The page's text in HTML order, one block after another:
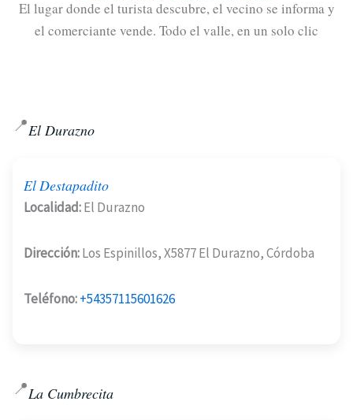
El lugar donde el turista descubre, el vecino se informa y
el comerciante vende. Todo el valle, en un solo clic
📍El Durazno
El Destapadito
Localidad:El Durazno
Dirección:Los Espinillos, X5877 El Durazno, Córdoba
Teléfono:+54357115601626
📍La Cumbrecita